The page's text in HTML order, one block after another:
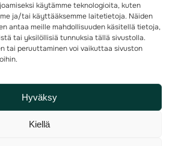
käytämme teknologioita, kuten
ja/tai käyttääksemme laitetietoja. Näiden
antaa meille mahdollisuuden käsitellä tietoja,
tai yksilöllisiä tunnuksia tällä sivustolla.
tai peruuttaminen voi vaikuttaa sivuston
Hyväksy
Kiellä
· Valimotie 10, 00380 Helsinki, Finland
asiat: rastilippu(a)suunnistusliitto.fi
– Rastilippu:::Rastilipun ohjeet